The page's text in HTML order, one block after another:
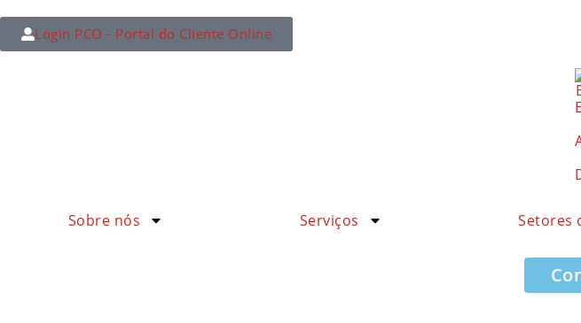
Login PCO - Portal do Cliente Online
Sobre nós Serviços Setores